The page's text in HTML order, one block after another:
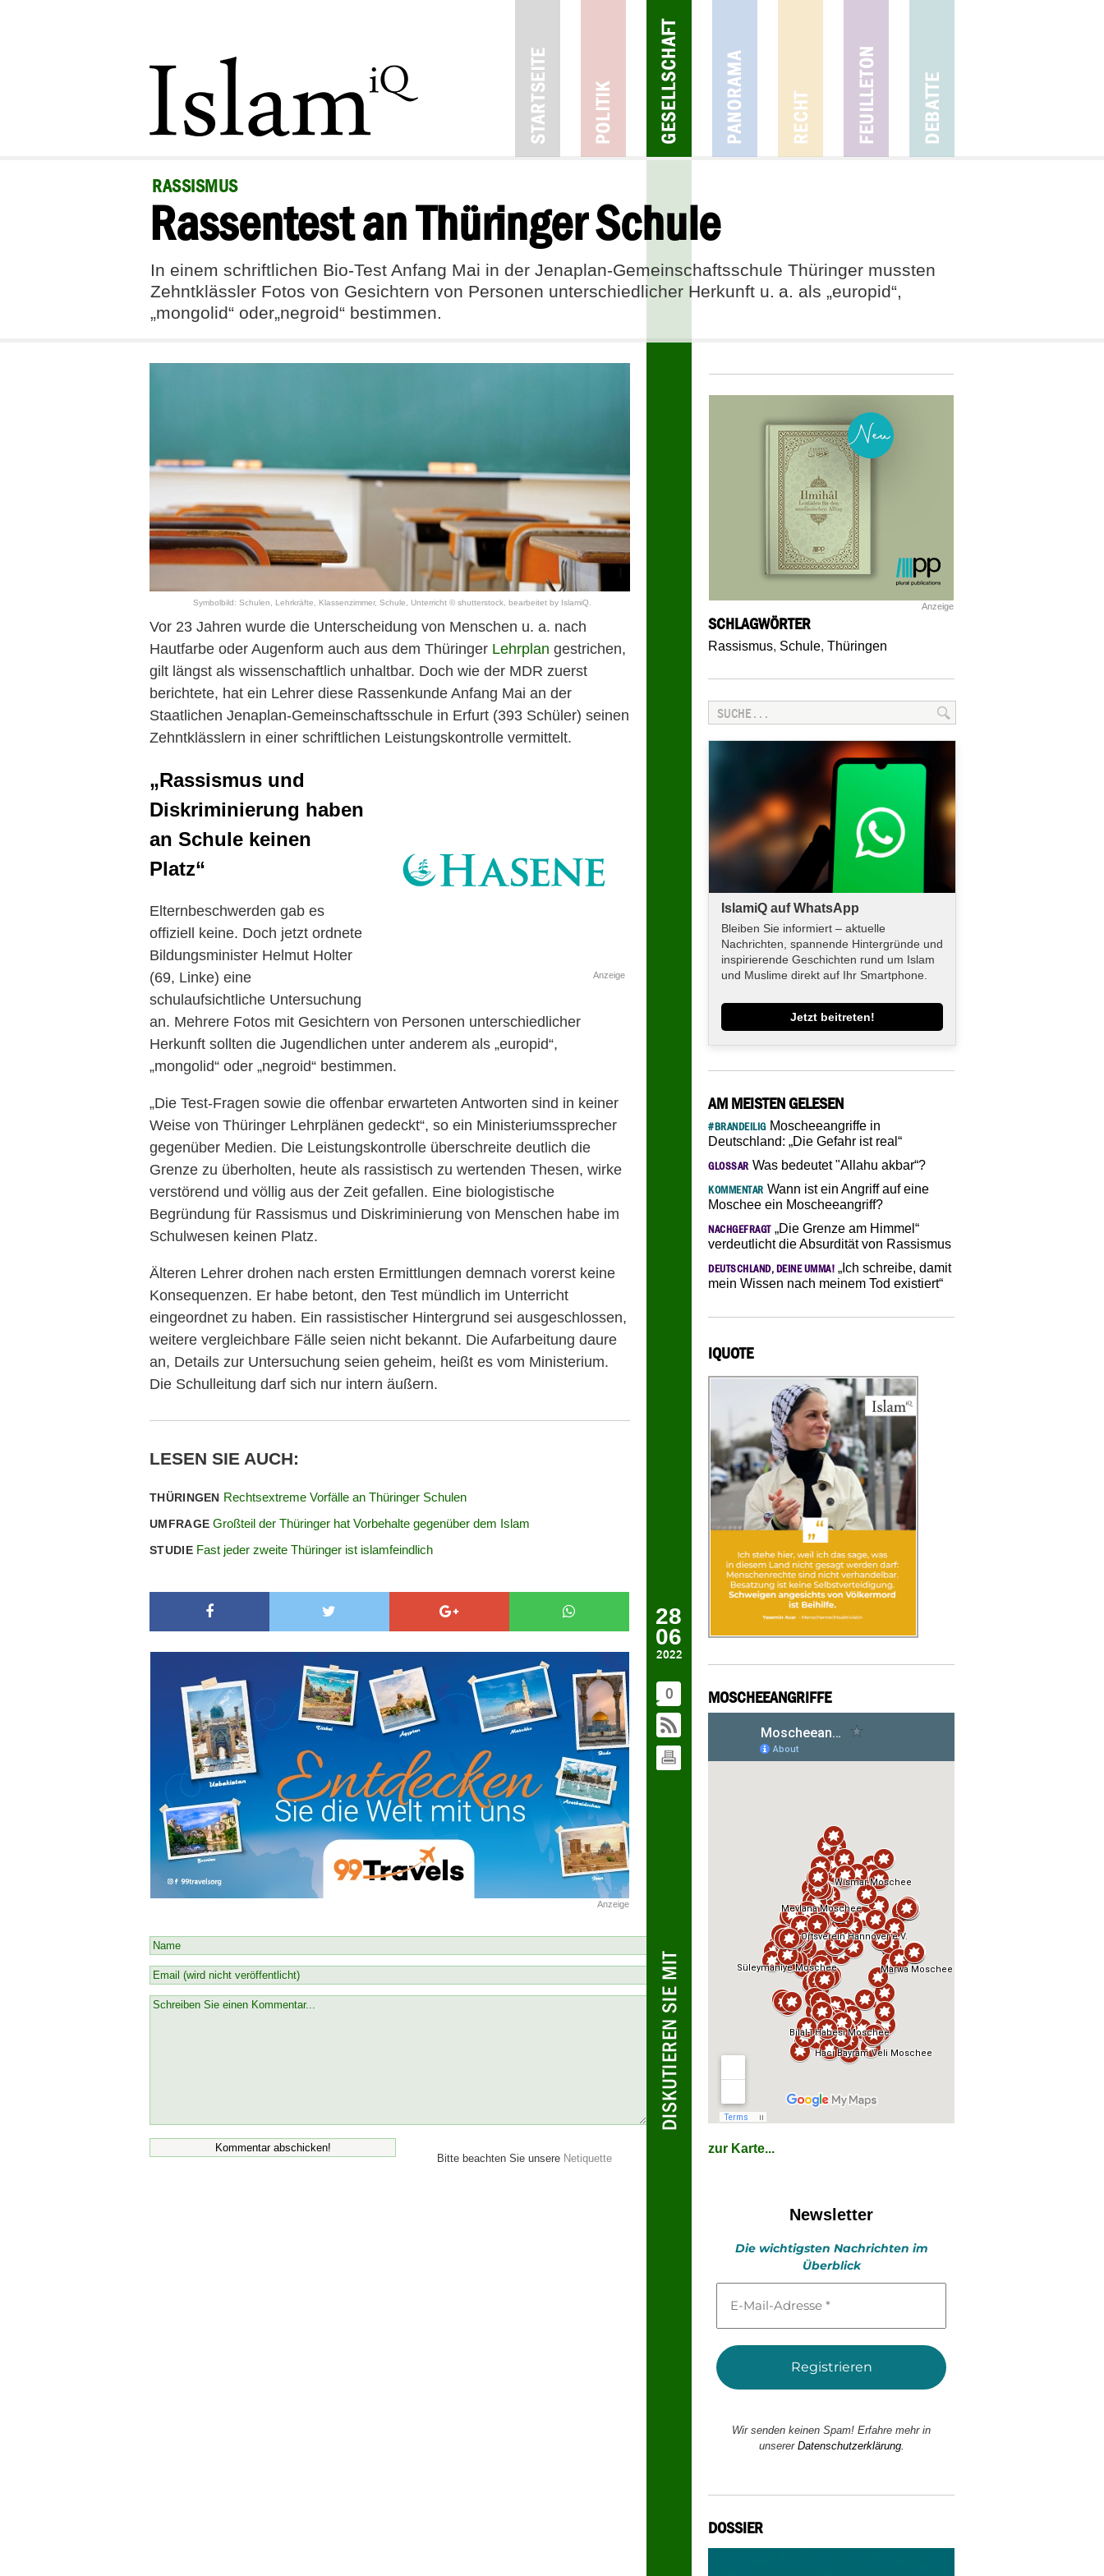
RASSISMUS
Rassentest an Thüringer Schule
In einem schriftlichen Bio-Test Anfang Mai in der Jenaplan-Gemeinschaftsschule Thüringer mussten
Zehntklässler Fotos von Gesichtern von Personen unterschiedlicher Herkunft u. a. als „europid“,
„mongolid“ oder„negroid“ bestimmen.
28
06
2022
0
Symbolbild: Schulen, Lehrkräfte, Klassenzimmer, Schule, Unterricht © shutterstock, bearbeitet by IslamiQ.
Vor 23 Jahren wurde die Unterscheidung von Menschen u. a. nach
Hautfarbe oder Augenform auch aus dem Thüringer Lehrplan gestrichen,
gilt längst als wissenschaftlich unhaltbar. Doch wie der MDR zuerst
berichtete, hat ein Lehrer diese Rassenkunde Anfang Mai an der
Staatlichen Jenaplan-Gemeinschaftsschule in Erfurt (393 Schüler) seinen
Zehntklässlern in einer schriftlichen Leistungskontrolle vermittelt.
Anzeige
„Rassismus und
Diskriminierung haben
an Schule keinen
Platz“
Elternbeschwerden gab es
offiziell keine. Doch jetzt ordnete
Bildungsminister Helmut Holter
(69, Linke) eine
schulaufsichtliche Untersuchung
an. Mehrere Fotos mit Gesichtern von Personen unterschiedlicher
Herkunft sollten die Jugendlichen unter anderem als „europid“,
„mongolid“ oder „negroid“ bestimmen.
„Die Test-Fragen sowie die offenbar erwarteten Antworten sind in keiner
Weise von Thüringer Lehrplänen gedeckt“, so ein Ministeriumssprecher
gegenüber Medien. Die Leistungskontrolle überschreite deutlich die
Grenze zu überholten, heute als rassistisch zu wertenden Thesen, wirke
verstörend und völlig aus der Zeit gefallen. Eine biologistische
Begründung für Rassismus und Diskriminierung von Menschen habe im
Schulwesen keinen Platz.
Älteren Lehrer drohen nach ersten Ermittlungen demnach vorerst keine
Konsequenzen. Er habe betont, den Test mündlich im Unterricht
eingeordnet zu haben. Ein rassistischer Hintergrund sei ausgeschlossen,
weitere vergleichbare Fälle seien nicht bekannt. Die Aufarbeitung daure
an, Details zur Untersuchung seien geheim, heißt es vom Ministerium.
Die Schulleitung darf sich nur intern äußern.
LESEN SIE AUCH:
THÜRINGEN Rechtsextreme Vorfälle an Thüringer Schulen
UMFRAGEGroßteil der Thüringer hat Vorbehalte gegenüber dem Islam
STUDIE Fast jeder zweite Thüringer ist islamfeindlich
Anzeige
Bitte beachten Sie unsere Netiquette
Anzeige
SCHLAGWÖRTER
Rassismus, Schule, Thüringen
IslamiQ auf WhatsApp
Bleiben Sie informiert – aktuelle
Nachrichten, spannende Hintergründe und
inspirierende Geschichten rund um Islam
und Muslime direkt auf Ihr Smartphone.
Jetzt beitreten!
AM MEISTEN GELESEN
#BRANDEILIGMoscheeangriffe in
Deutschland: „Die Gefahr ist real“
GLOSSAR Was bedeutet "Allahu akbar“?
KOMMENTAR Wann ist ein Angriff auf eine
Moschee ein Moscheeangriff?
NACHGEFRAGT„Die Grenze am Himmel“
verdeutlicht die Absurdität von Rassismus
DEUTSCHLAND, DEINE UMMA! „Ich schreibe, damit
mein Wissen nach meinem Tod existiert“
IQUOTE
MOSCHEEANGRIFFE
zur Karte...
Newsletter
Die wichtigsten Nachrichten im
Überblick
Mail-
*
Wir senden keinen Spam! Erfahre mehr in
unserer Datenschutzerklärung.
DOSSIER